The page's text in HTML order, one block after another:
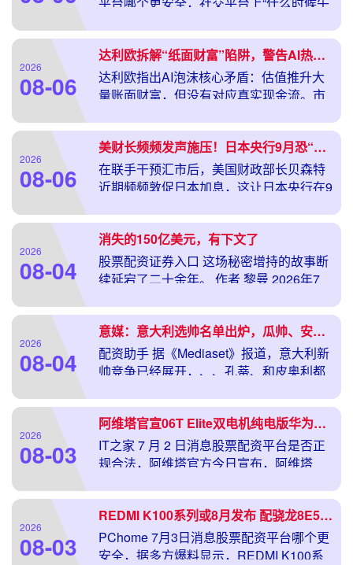
头是建设银行湖北省恩施分行近日发布的
一则公告。
2026
08-06
达利欧拆解“纸面财富”陷阱，警告AI热潮或重现1929和2000年泡沫时刻
达利欧指出AI泡沫核心矛盾：估值推升大
量账面财富，但没有对应真实现金流。市
股票配资平台排名靠谱吗，而债务依然需
要偿还。 全球
2026
08-06
美财长频频发声施压！日本央行9月恐“不得不动”？
在联手干预汇市后，美国财政部长贝森特
近期频频敦促日本加息，这让日本央行在9
国在汇市实施了罕见的联合干预行动，以
提振持续疲
2026
08-04
消失的150亿美元，有下文了
股票配资证券入口 这场秘密增持的故事断
续延宕了二十余年。 作者 黎曼 2026年7
庭上。 一个是中国法庭。苏州市中级人民
法院
2026
08-04
意媒：意大利选帅名单出炉，瓜帅、安帅、孔蒂和曼奇尼在列
配资助手 据《Mediaset》报道，意大利新
帅竞争已经展开，、、孔蒂、和皮奥利都
马拉戈曾承诺在7月中旬的这个周末带来惊
2026
08-03
阿维塔官宣06T Elite双电机纯电版华为乾崑ADS 5“即将上线”
IT之家 7 月 2 日消息股票配资平台是否正
规合法，阿维塔官方今日宣布，阿维塔
版本“即将上线”
2026
08-03
REDMI K100系列或8月发布 配骁龙8E5守住价格
PChome 7月3日消息股票配资平台哪个更
安全，据多方爆料显示，REDMI K100系